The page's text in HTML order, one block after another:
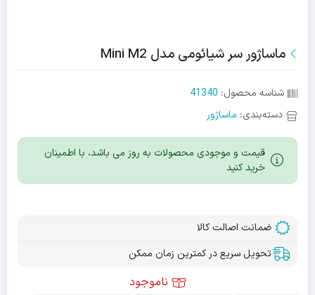
ماساژور سر شیائومی مدل Mini M2
شناسه محصول: 41340
دسته‌بندی: ماساژور
قیمت و موجودی محصولات به روز می باشد، با اطمینان
خرید کنید
ضمانت اصالت کالا
تحویل سریع در کمترین زمان ممکن
ناموجود